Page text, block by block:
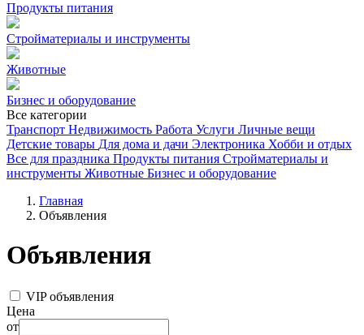
Продукты питания
Стройматериалы и инструменты
Животные
Бизнес и оборудование
Все категории
Транспорт Недвижимость Работа Услуги Личные вещи
Детские товары Для дома и дачи Электроника Хобби и отдых
Все для праздника Продукты питания Стройматериалы и
инструменты Животные Бизнес и оборудование
Главная
Объявления
Объявления
VIP объявления
Цена
от